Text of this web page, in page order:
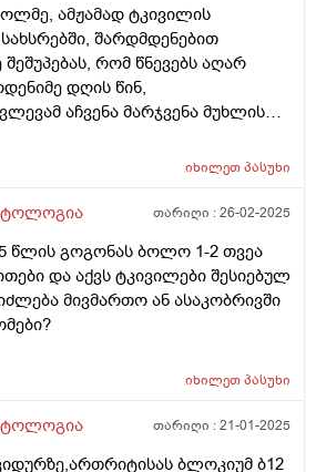
ამჟამად ტკივილის
სახსრებში, შარდმდენებით
რომ წნევებს აღარ
დღის წინ,
აჩვენა მარჯვენა მუხლის
ცისტური ჩანართი ზომით 15/9
საშუალებას მივმართო?
იხილეთპასუხი
თარიღი :26-02-2025
წლის გოგონას ბოლო 1-2 თვეა
და აქვს ტკივილები შესიებულ
მივმართო ან ასაკობრივში
იხილეთპასუხი
თარიღი :21-01-2025
ბლოკიუმ ბ12